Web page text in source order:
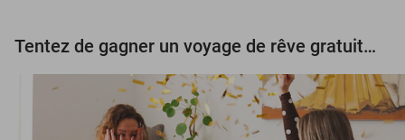
Tentez de gagner un voyage de rêve gratuit d'une valeur de 3.000 € !